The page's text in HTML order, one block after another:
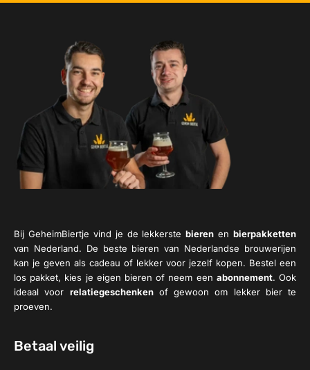
Bij GeheimBiertje vind je de lekkerstebieren en bierpakketten
van Nederland. De beste bieren van Nederlandse brouwerijen
kan je geven als cadeau of lekker voor jezelf kopen. Bestel een
los pakket, kies je eigen bieren of neem een abonnement. Ook
ideaal voor relatiegeschenkenof gewoon om lekker bier te
proeven.
Betaal veilig